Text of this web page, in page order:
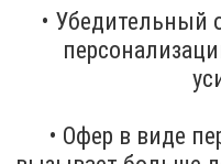
• Убедительный
• Офер в виде